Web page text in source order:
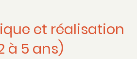
et réalisation
à 5 ans)